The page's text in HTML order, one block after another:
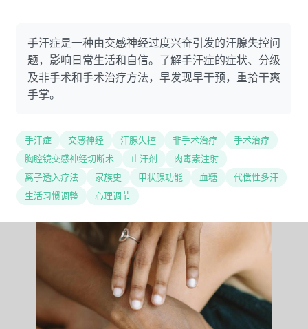
手汗症是一种由交感神经过度兴奋引发的汗腺失控问
题，影响日常生活和自信。了解手汗症的症状、分级
及非手术和手术治疗方法，早发现早干预，重拾干爽
手掌。
手汗症 交感神经 汗腺失控 非手术治疗
手术治疗
胸腔镜交感神经切断术
止汗剂
肉毒素注射
离子透入疗法
家族史 甲状腺功能 血糖
代偿性多汗
生活习惯调整
心理调节